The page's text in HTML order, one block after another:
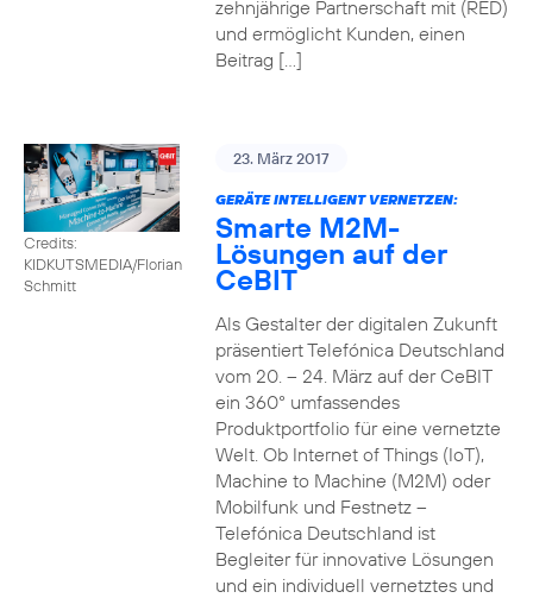
zehnjährige Partnerschaft mit (RED)
und ermöglicht Kunden, einen
Beitrag […]
Credits:
KIDKUTSMEDIA/Florian
Schmitt
23. März 2017
GERÄTE INTELLIGENT VERNETZEN:
Smarte M2M-
Lösungen auf der
CeBIT
Als Gestalter der digitalen Zukunft
präsentiert Telefónica Deutschland
vom 20. – 24. März auf der CeBIT
ein 360° umfassendes
Produktportfolio für eine vernetzte
Welt. Ob Internet of Things (IoT),
Machine to Machine (M2M) oder
Mobilfunk und Festnetz –
Telefónica Deutschland ist
Begleiter für innovative Lösungen
und ein individuell vernetztes und